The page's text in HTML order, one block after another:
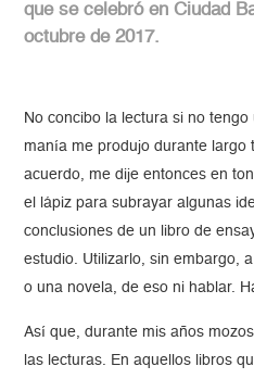
que se celebró en Ciudad
octubre de 2017.
No concibo la lectura si no
manía me produjo durante largo
acuerdo, me dije entonces en
el lápiz para subrayar algunas
conclusiones de un libro de
estudio. Utilizarlo, sin embargo,
o una novela, de eso ni hablar.
Así que, durante mis años
las lecturas. En aquellos libros